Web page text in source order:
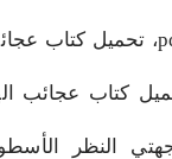
كتاب عجائب
النظر